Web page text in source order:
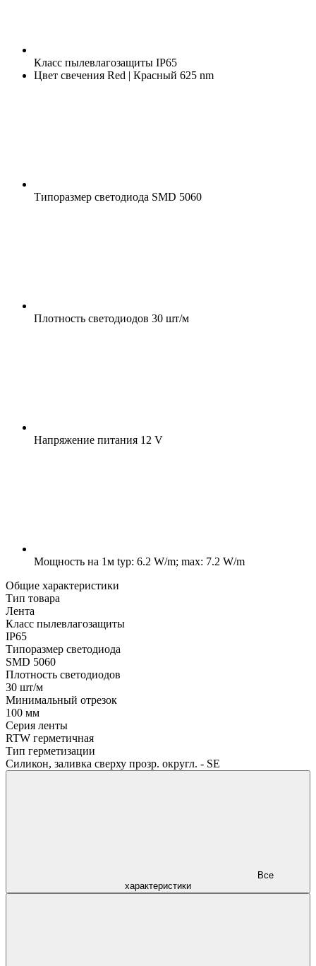
Класс пылевлагозащиты IP65
Цвет свечения Red | Красный 625 nm
Типоразмер светодиода SMD 5060
Плотность светодиодов 30 шт/м
Напряжение питания 12 V
Мощность на 1м typ: 6.2 W/m; max: 7.2 W/m
Общие характеристики
Тип товара
Лента
Класс пылевлагозащиты
IP65
Типоразмер светодиода
SMD 5060
Плотность светодиодов
30 шт/м
Минимальный отрезок
100 мм
Серия ленты
RTW герметичная
Тип герметизации
Силикон, заливка сверху прозр. округл. - SE
характеристики